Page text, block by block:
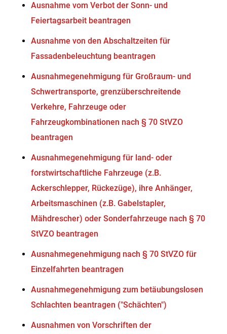
Ausnahme vom Verbot der Sonn- und
Feiertagsarbeit beantragen
Ausnahme von den Abschaltzeiten für
Fassadenbeleuchtung beantragen
Ausnahmegenehmigung für Großraum- und
Schwertransporte, grenzüberschreitende
Verkehre, Fahrzeuge oder
Fahrzeugkombinationen nach § 70 StVZO
beantragen
Ausnahmegenehmigung für land- oder
forstwirtschaftliche Fahrzeuge (z.B.
Ackerschlepper, Rückezüge), ihre Anhänger,
Arbeitsmaschinen (z.B. Gabelstapler,
Mähdrescher) oder Sonderfahrzeuge nach § 70
StVZO beantragen
Ausnahmegenehmigung nach § 70 StVZO für
Einzelfahrten beantragen
Ausnahmegenehmigung zum betäubungslosen
Schlachten beantragen ("Schächten")
Ausnahmen von Vorschriften der